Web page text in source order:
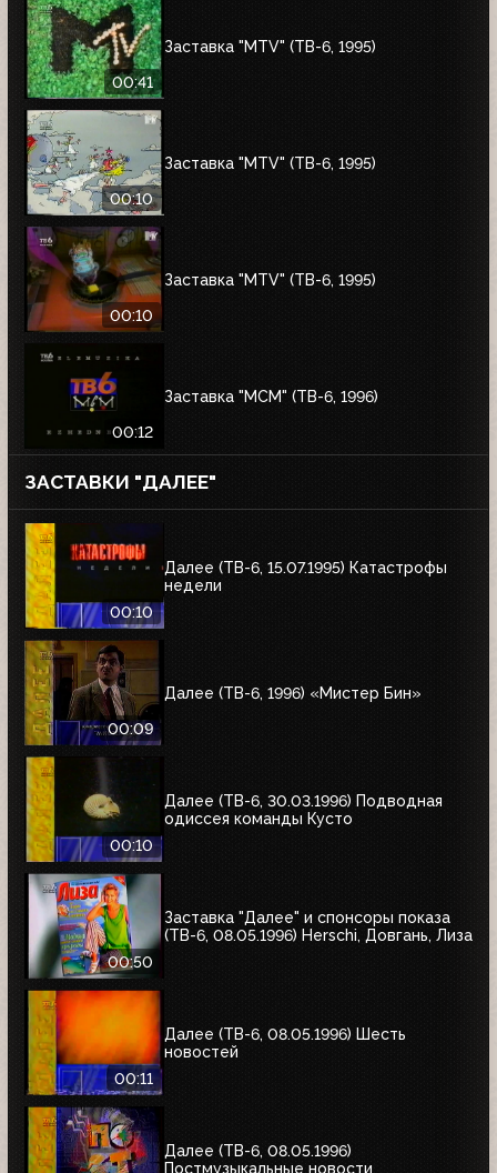
00:41
Заставка "MTV" (ТВ-6, 1995)
00:10
Заставка "MTV" (ТВ-6, 1995)
00:10
Заставка "MTV" (ТВ-6, 1995)
00:12
Заставка "MCM" (ТВ-6, 1996)
ЗАСТАВКИ "ДАЛЕЕ"
00:10
Далее (ТВ-6, 15.07.1995) Катастрофы
недели
00:09
Далее (ТВ-6, 1996) «Мистер Бин»
00:10
Далее (ТВ-6, 30.03.1996) Подводная
одиссея команды Кусто
00:50
Заставка "Далее" и спонсоры показа
(ТВ-6, 08.05.1996) Herschi, Довгань, Лиза
00:11
Далее (ТВ-6, 08.05.1996) Шесть
новостей
Далее (ТВ-6, 08.05.1996)
Постмузыкальные новости